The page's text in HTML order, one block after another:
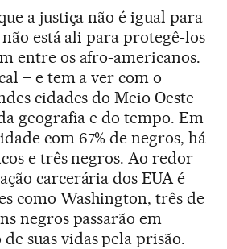
a justiça não é igual para
está ali para protegê-los
entre os afro-americanos.
– e tem a ver com o
cidades do Meio Oeste
geografia e do tempo. Em
com 67% de negros, há
e três negros. Ao redor
carcerária dos EUA é
como Washington, três de
negros passarão em
suas vidas pela prisão.